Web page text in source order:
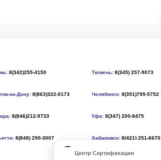
8(342)255-4150 Тюмень: 8(345) 257-9073
на-Дону: 8(863)322-0173 Челябинск: 8(351)799-5752
8(846)212-9733 Уфа: 8(347) 200-8475
8(848) 290-3007 Хабаровск: 8(421) 251-6670
Центр Сертификации